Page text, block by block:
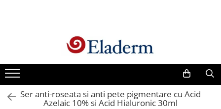
Vezi toate produsele
Creme cu protectie solara
Produse Antirid
Produse Hidratante
Ser anti-roseata si anti pete pigmentare cu Acid
Azelaic 10% si Acid Hialuronic 30ml